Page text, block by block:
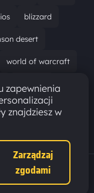
blizzard
desert
world of warcraft
recenzja
pc
zapewnienia
znajdziesz w
Zarządzaj
zgodami